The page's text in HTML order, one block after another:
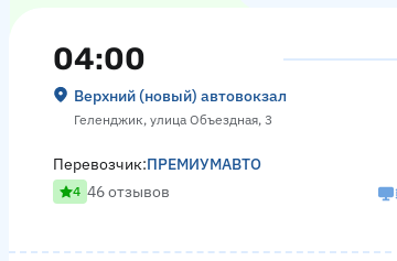
04:00
Верхний (новый) автовокзал
Геленджик, улица Объездная, 3
Перевозчик:ПРЕМИУМАВТО
4 46 отзывов